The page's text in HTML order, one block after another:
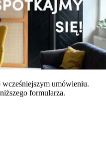
umówieniu.
formularza.